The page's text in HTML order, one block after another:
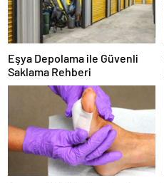
Eşya Depolama ile Güvenli
Saklama Rehberi